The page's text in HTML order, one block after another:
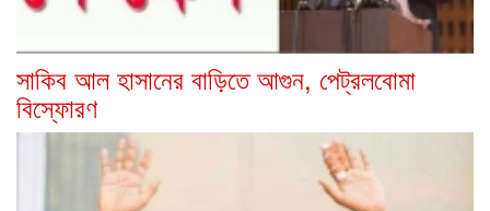
সাকিব আল হাসানের বাড়িতে আগুন, পেট্রলবোমা
বিস্ফোরণ